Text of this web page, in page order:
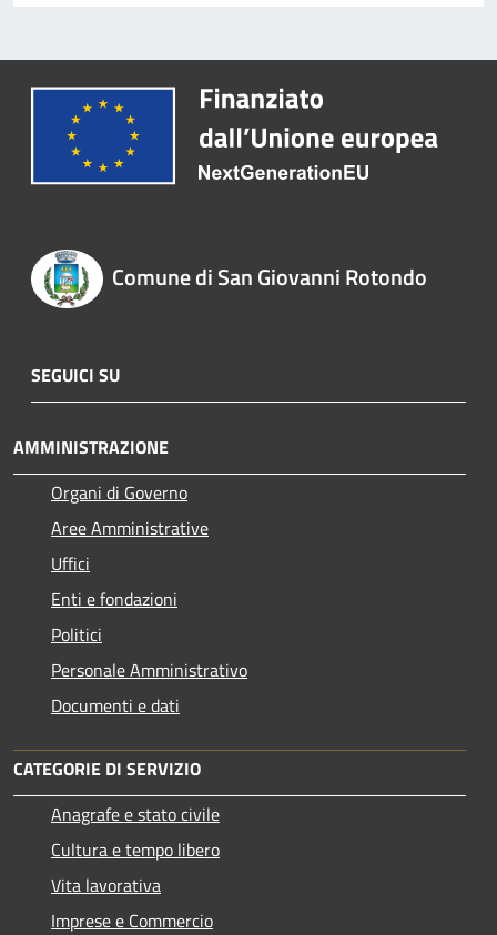
Comune di San Giovanni Rotondo
SEGUICI SU
AMMINISTRAZIONE
Organi di Governo
Aree Amministrative
Uffici
Enti e fondazioni
Politici
Personale Amministrativo
Documenti e dati
CATEGORIE DI SERVIZIO
Anagrafe e stato civile
Cultura e tempo libero
Vita lavorativa
Imprese e Commercio